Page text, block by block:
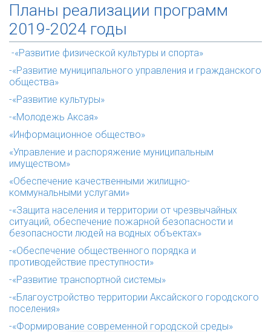
Планы реализации программ
2019-2024 годы
-«Развитие физической культуры и спорта»
-«Развитие муниципального управления и гражданского
общества»
-«Развитие культуры»
-«Молодежь Аксая»
«Информационное общество»
«Управление и распоряжение муниципальным
имуществом»
«Обеспечение качественными жилищно-
коммунальными услугами»
-«Защита населения и территории от чрезвычайных
ситуаций, обеспечение пожарной безопасности и
безопасности людей на водных объектах»
-«Обеспечение общественного порядка и
противодействие преступности»
-«Развитие транспортной системы»
-«Благоустройство территории Аксайского городского
поселения»
-«Формирование современной городской среды»